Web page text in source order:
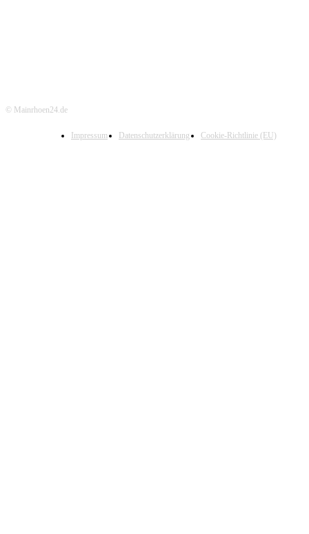
© Mainrhoen24.de
Impressum Datenschutzerklärung Cookie-Richtlinie (EU)